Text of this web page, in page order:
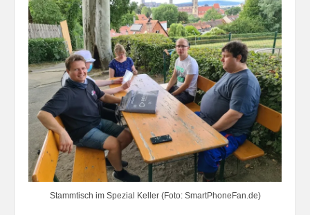
Stammtisch im Spezial Keller (Foto: SmartPhoneFan.de)